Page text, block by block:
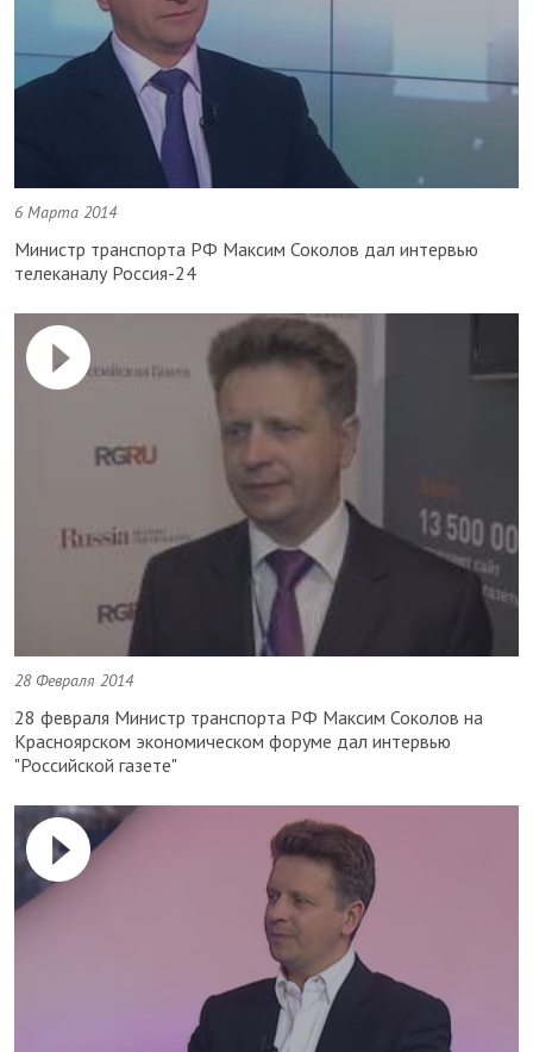
6 Марта 2014
Министр транспорта РФ Максим Соколов дал интервью
телеканалу Россия-24
28 Февраля 2014
28 февраля Министр транспорта РФ Максим Соколов на
Красноярском экономическом форуме дал интервью
"Российской газете"